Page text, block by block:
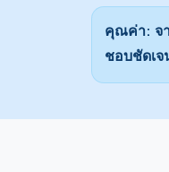
คุณค่า: จ
ชอบชัดเ